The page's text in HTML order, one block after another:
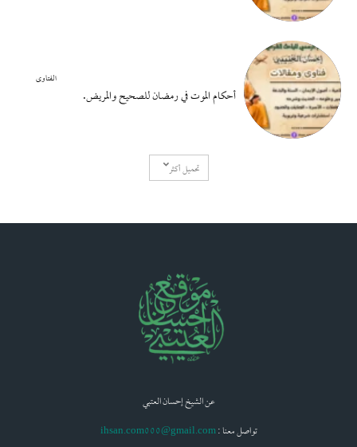
الفتاوى
أحكام الموت في رمضان للصحيح والمريض.
تحميل أكثر
عن الشيخ إحسان العتبي
ihsan.com000@gmail.com : تواصل معنا